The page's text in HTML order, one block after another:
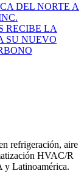
DEL NORTE A
RECIBE LA
SU NUEVO
refrigeración, aire
HVAC/R
y Latinoamérica.